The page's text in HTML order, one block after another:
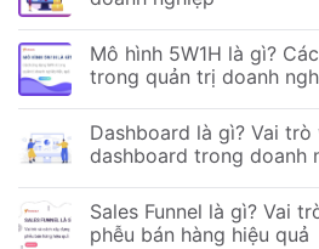
Mô hình 5W1H là gì?
trong quản trị doanh
Dashboard là gì? Vai
dashboard trong doanh
Sales Funnel là gì? Vai
phễu bán hàng hiệu quả